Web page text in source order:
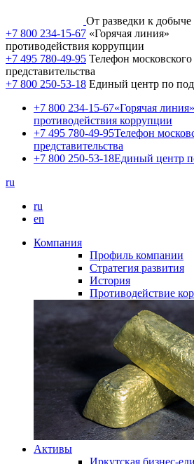
От разведки к добыче
+7 800 234-15-67 «Горячая линия»
противодействия коррупции
+7 495 780-49-95 Телефон московского
представительства
+7 800 250-53-18 Единый центр по
+7 800 234-15-67«Горячая линия»
противодействия коррупции
+7 495 780-49-95Телефон
представительства
+7 800 250-53-18Единый центр
ru
ru
en
Компания
Профиль компании
Стратегия развития
История
Противодействие
Активы
Иркутская бизнес-